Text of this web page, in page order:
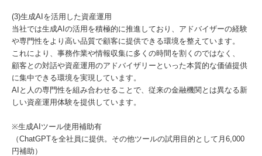
(3)生成AIを活用した資産運用
当社では生成AIの活用を積極的に推進しており、アドバイザーの経験
や専門性をより高い品質で顧客に提供できる環境を整えています。
これにより、事務作業や情報収集に多くの時間を割くのではなく、
顧客との対話や資産運用のアドバイザリーといった本質的な価値提供
に集中できる環境を実現しています。
AIと人の専門性を組み合わせることで、従来の金融機関とは異なる新
しい資産運用体験を提供しています。
※生成AIツール使用補助有
（ChatGPTを全社員に提供。その他ツールの試用目的として月6,000
円補助）